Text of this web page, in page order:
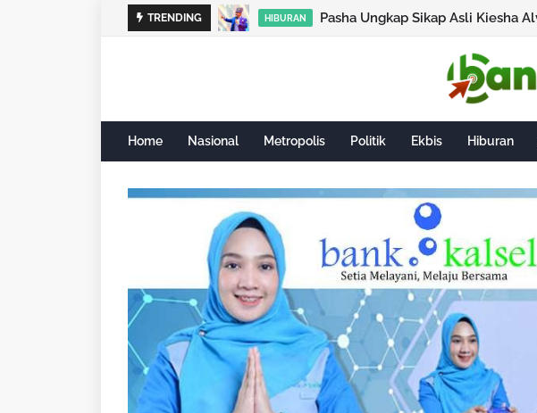
TRENDING NASIONAL
Home Nasional Metropolis Politik Ekbis Hiburan